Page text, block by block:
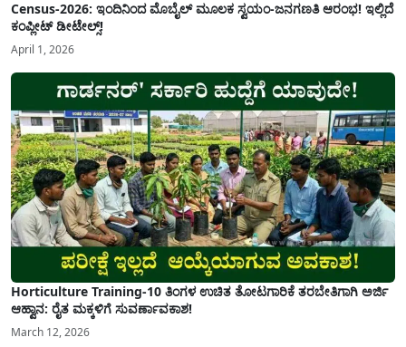
Census-2026: ಇಂದಿನಿಂದ ಮೊಬೈಲ್ ಮೂಲಕ ಸ್ವಯಂ-ಜನಗಣತಿ ಆರಂಭ! ಇಲ್ಲಿದೆ
ಕಂಪ್ಲೀಟ್ ಡೀಟೇಲ್ಸ್!
April 1, 2026
Horticulture Training-10 ತಿಂಗಳ ಉಚಿತ ತೋಟಗಾರಿಕೆ ತರಬೇತಿಗಾಗಿ ಅರ್ಜಿ
ಆಹ್ವಾನ: ರೈತ ಮಕ್ಕಳಿಗೆ ಸುವರ್ಣಾವಕಾಶ!
March 12, 2026